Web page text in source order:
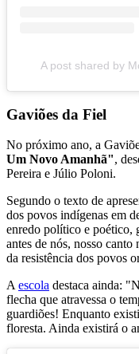
A post shared by
Gaviões da Fiel
No próximo ano, a
Um Novo Amanhã",
Pereira e Júlio Poloni.
Segundo o texto de
dos povos indígenas em
enredo político e poético,
antes de nós, nosso
da resistência dos povos
A escola destaca ainda:
flecha que atravessa o
guardiões! Enquanto
floresta. Ainda existirá o